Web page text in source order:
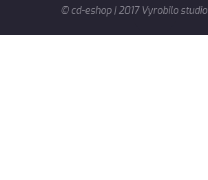
© cd-eshop | 2017 Vyrobilo studio